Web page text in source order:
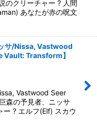
のクリーチャー ? 人間
あなたが赤の呪文
サ/Nissa, Vastwood
Vault: Transform】
Vastwood Seer
森の予見者、ニッサ
? エルフ(Elf) スカウ